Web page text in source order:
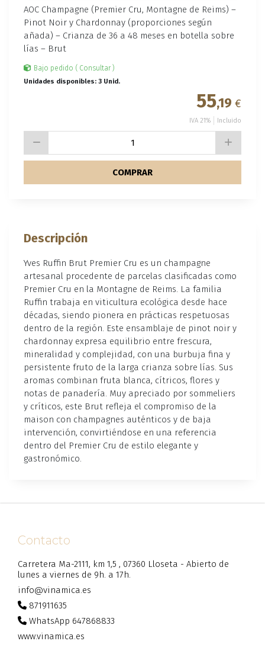
AOC Champagne (Premier Cru, Montagne de Reims) –
Pinot Noir y Chardonnay (proporciones según
añada) – Crianza de 36 a 48 meses en botella sobre
lías – Brut
Bajo pedido ( Consultar )
Unidades disponibles: 3 Unid.
55,19 €
IVA 21% Incluido
COMPRAR
Descripción
Yves Ruffin Brut Premier Cru es un champagne
artesanal procedente de parcelas clasificadas como
Premier Cru en la Montagne de Reims. La familia
Ruffin trabaja en viticultura ecológica desde hace
décadas, siendo pionera en prácticas respetuosas
dentro de la región. Este ensamblaje de pinot noir y
chardonnay expresa equilibrio entre frescura,
mineralidad y complejidad, con una burbuja fina y
persistente fruto de la larga crianza sobre lías. Sus
aromas combinan fruta blanca, cítricos, flores y
notas de panadería. Muy apreciado por sommeliers
y críticos, este Brut refleja el compromiso de la
maison con champagnes auténticos y de baja
intervención, convirtiéndose en una referencia
dentro del Premier Cru de estilo elegante y
gastronómico.
Contacto
Carretera Ma-2111, km 1,5 , 07360 Lloseta - Abierto de
lunes a viernes de 9h. a 17h.
info@vinamica.es
871911635
WhatsApp 647868833
www.vinamica.es